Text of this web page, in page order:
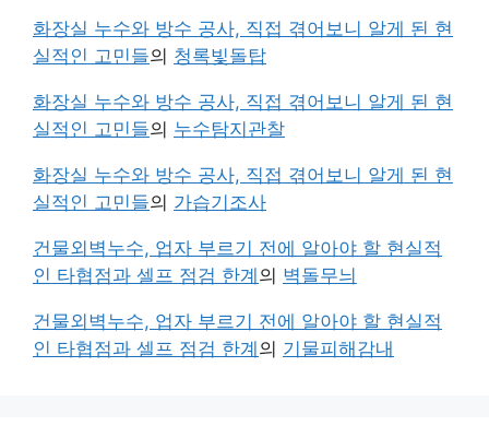
화장실 누수와 방수 공사, 직접 겪어보니 알게 된 현
실적인 고민들의 청록빛돌탑
화장실 누수와 방수 공사, 직접 겪어보니 알게 된 현
실적인 고민들의 누수탐지관찰
화장실 누수와 방수 공사, 직접 겪어보니 알게 된 현
실적인 고민들의 가습기조사
건물외벽누수, 업자 부르기 전에 알아야 할 현실적
인 타협점과 셀프 점검 한계 의 벽돌무늬
건물외벽누수, 업자 부르기 전에 알아야 할 현실적
인 타협점과 셀프 점검 한계 의 기물피해감내